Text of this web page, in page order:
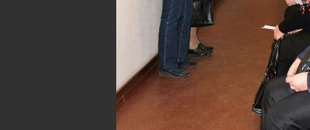
Кто ходит к врачу, тому всё по плечу